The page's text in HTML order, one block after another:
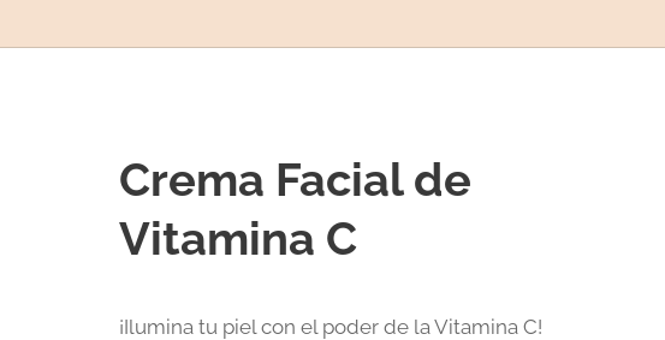
Crema Facial de
Vitamina C
¡Ilumina tu piel con el poder de la Vitamina C! ✨